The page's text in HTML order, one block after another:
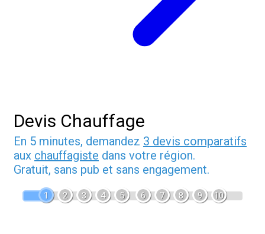
Devis Chauffage
En 5 minutes, demandez 3 devis comparatifs
aux chauffagiste dans votre région.
Gratuit, sans pub et sans engagement.
1 2 3 4 5 6 7 8 9 10